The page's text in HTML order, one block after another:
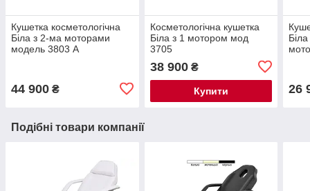
Кушетка косметологічна
Біла з 2-ма моторами
модель 3803 А
44 900 ₴
Косметологічна кушетка
Біла з 1 мотором мод
3705
38 900₴
Купити 26
Подібні товари компанії